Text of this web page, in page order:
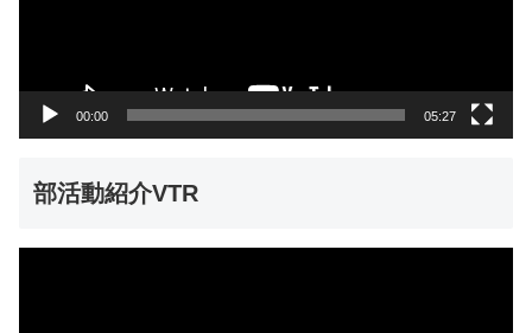
00:00 05:27
部活動紹介VTR